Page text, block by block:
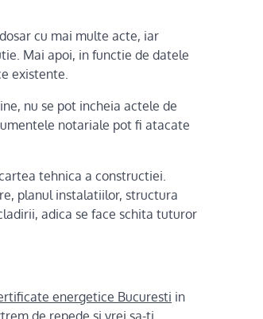
cu mai multe acte, iar
Mai apoi, in functie de datele
existente.
nu se pot incheia actele de
notariale pot fi atacate
tehnica a constructiei.
planul instalatiilor, structura
adica se face schita tuturor
energetice Bucuresti in
de repede si vrei sa-ti